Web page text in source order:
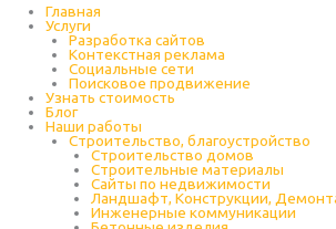
Главная
Услуги
Разработка сайтов
Контекстная реклама
Социальные сети
Поисковое продвижение
Узнать стоимость
Блог
Наши работы
Строительство, благоустройство
Строительство домов
Строительные материалы
Сайты по недвижимости
Ландшафт, Конструкции,
Инженерные коммуникации